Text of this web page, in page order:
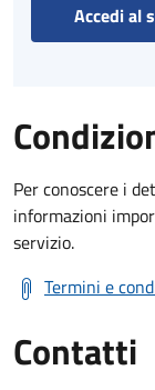
Accedi al
Per conoscere i
informazioni
servizio.
Termini e
Contatti